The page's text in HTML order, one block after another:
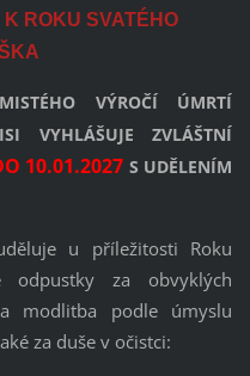
ROKU SVATÉHO
VÝROČÍ ÚMRTÍ
VYHLÁŠUJE ZVLÁŠTNÍ
10.01.2027 S UDĚLENÍM
u příležitosti Roku
odpustky za obvyklých
modlitba podle úmyslu
za duše v očistci: